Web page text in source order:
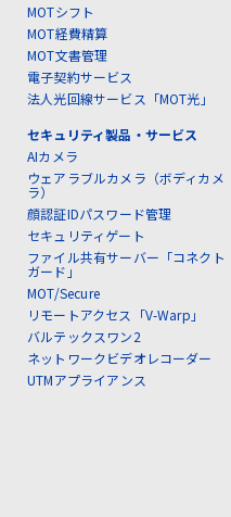
MOTシフト
MOT経費精算
MOT文書管理
電子契約サービス
法人光回線サービス「MOT光」
セキュリティ製品・サービス
AIカメラ
ウェアラブルカメラ（ボディカメ
ラ）
顔認証IDパスワード管理
セキュリティゲート
ファイル共有サーバー「コネクト
ガード」
MOT/Secure
リモートアクセス「V-Warp」
バルテックスワン2
ネットワークビデオレコーダー
UTMアプライアンス